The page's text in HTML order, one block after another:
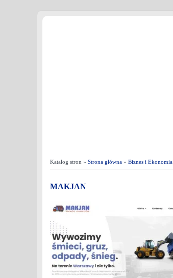
Katalog stron » Strona główna » Biznes i Ekonomia
MAKJAN